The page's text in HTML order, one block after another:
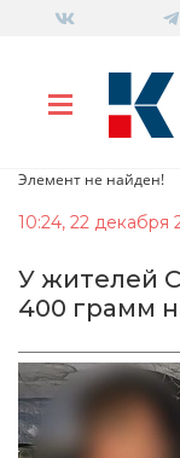
Элемент не найден!
10:24, 22 декабря
У жителей
400 грамм